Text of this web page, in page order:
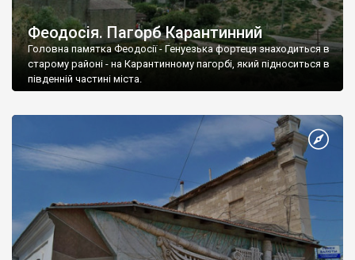
Феодосія. Пагорб Карантинний
Головна памятка Феодосії - Генуезька фортеця знаходиться в
старому районі - на Карантинному пагорбі, який підноситься в
південній частині міста.